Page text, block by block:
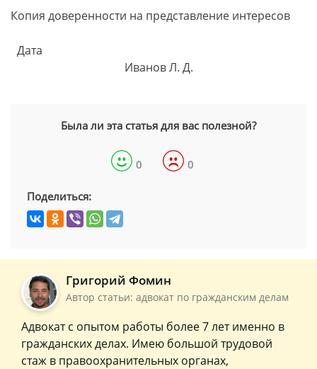
Копия доверенности на представление интересов
Дата
Иванов Л. Д.
Была ли эта статья для вас полезной?
0 0
Поделиться:
Григорий Фомин
Автор статьи: адвокат по гражданским делам
Адвокат с опытом работы более 7 лет именно в
гражданских делах. Имею большой трудовой
стаж в правоохранительных органах,